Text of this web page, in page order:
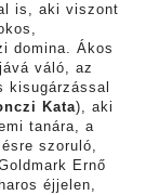
is, aki viszont
domina. Ákos
váló, az
kisugárzással
Kata), aki
tanára, a
szoruló,
Ernő
éjjelen,